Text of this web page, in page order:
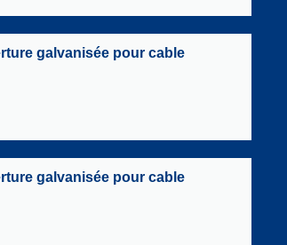
galvanisée pour cable
galvanisée pour cable